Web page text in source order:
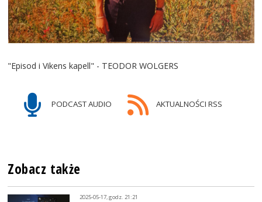
"Episod i Vikens kapell" - TEODOR WOLGERS
PODCAST AUDIO AKTUALNOŚCI RSS
Zobacz także
2025-05-17, godz. 21:21